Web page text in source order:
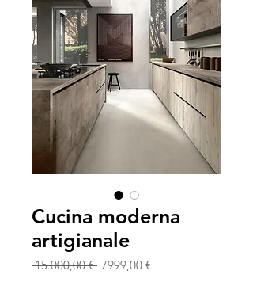
Cucina moderna
artigianale
15.000,00 € Prezzo
7999,00 €Prezzo